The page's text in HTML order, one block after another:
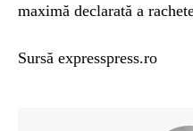
maximă declarată a
Sursă expresspress.ro